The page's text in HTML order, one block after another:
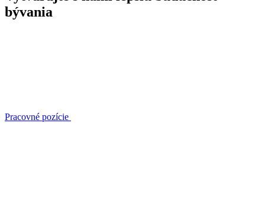
bývania
Pracovné pozície